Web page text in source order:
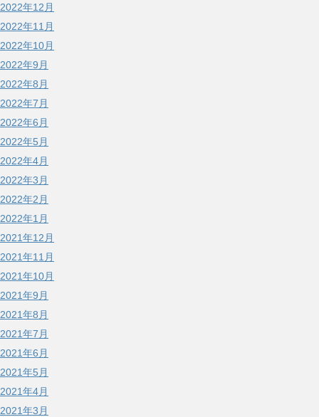
2022年12月
2022年11月
2022年10月
2022年9月
2022年8月
2022年7月
2022年6月
2022年5月
2022年4月
2022年3月
2022年2月
2022年1月
2021年12月
2021年11月
2021年10月
2021年9月
2021年8月
2021年7月
2021年6月
2021年5月
2021年4月
2021年3月